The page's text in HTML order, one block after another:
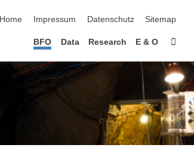
Home
Impressum Datenschutz Sitemap
BFO Data Research E & O